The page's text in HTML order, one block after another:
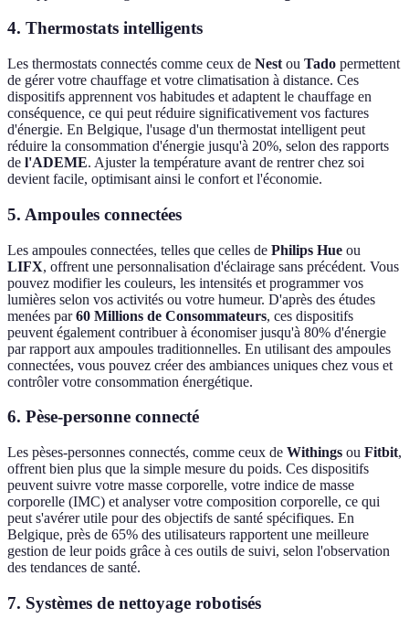
4. Thermostats intelligents
Les thermostats connectés comme ceux de Nest ou Tado permettent
de gérer votre chauffage et votre climatisation à distance. Ces
dispositifs apprennent vos habitudes et adaptent le chauffage en
conséquence, ce qui peut réduire significativement vos factures
d'énergie. En Belgique, l'usage d'un thermostat intelligent peut
réduire la consommation d'énergie jusqu'à 20%, selon des rapports
de l'ADEME. Ajuster la température avant de rentrer chez soi
devient facile, optimisant ainsi le confort et l'économie.
5. Ampoules connectées
Les ampoules connectées, telles que celles de Philips Hue ou
LIFX, offrent une personnalisation d'éclairage sans précédent. Vous
pouvez modifier les couleurs, les intensités et programmer vos
lumières selon vos activités ou votre humeur. D'après des études
menées par60 Millions de Consommateurs, ces dispositifs
peuvent également contribuer à économiser jusqu'à 80% d'énergie
par rapport aux ampoules traditionnelles. En utilisant des ampoules
connectées, vous pouvez créer des ambiances uniques chez vous et
contrôler votre consommation énergétique.
6. Pèse-personne connecté
Les pèses-personnes connectés, comme ceux de Withings ou Fitbit,
offrent bien plus que la simple mesure du poids. Ces dispositifs
peuvent suivre votre masse corporelle, votre indice de masse
corporelle (IMC) et analyser votre composition corporelle, ce qui
peut s'avérer utile pour des objectifs de santé spécifiques. En
Belgique, près de 65% des utilisateurs rapportent une meilleure
gestion de leur poids grâce à ces outils de suivi, selon l'observation
des tendances de santé.
7. Systèmes de nettoyage robotisés